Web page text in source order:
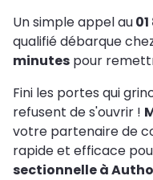
Un simple appel au
qualifié débarque
minutes pour
Fini les portes qui
refusent de s'ouvrir !
votre partenaire de
rapide et efficace
sectionnelle à